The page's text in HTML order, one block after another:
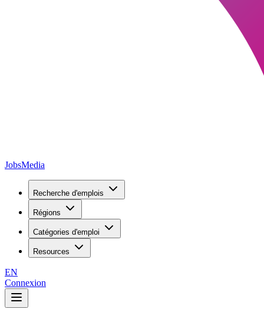
JobsMedia
Recherche d'emplois
Régions
Catégories d'emploi
Resources
EN
Connexion